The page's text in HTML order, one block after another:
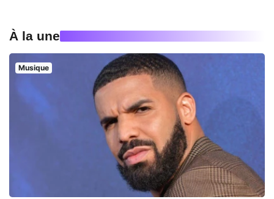
À la une
Musique